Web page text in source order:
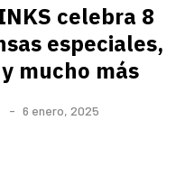
celebra 8
especiales,
mucho más
6 enero, 2025